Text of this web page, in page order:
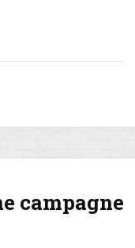
campagne